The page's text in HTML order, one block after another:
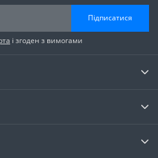
Підписатися
і згоден з вимогами